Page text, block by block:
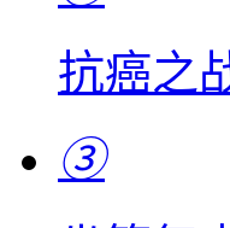
抗癌之
③